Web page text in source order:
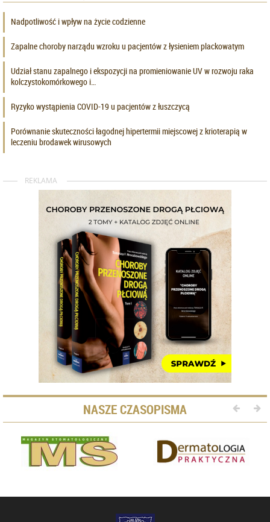
Nadpotliwość i wpływ na życie codzienne
Zapalne choroby narządu wzroku u pacjentów z łysieniem plackowatym
Udział stanu zapalnego i ekspozycji na promieniowanie UV w rozwoju raka
kolczystokomórkowego i…
Ryzyko wystąpienia COVID-19 u pacjentów z łuszczycą
Porównanie skuteczności łagodnej hipertermii miejscowej z krioterapią w
leczeniu brodawek wirusowych
REKLAMA
NASZE CZASOPISMA